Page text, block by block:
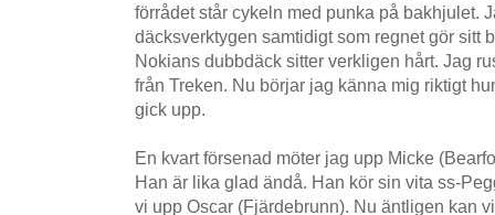
förrådet står cykeln med punka på bakhjulet.
däcksverktygen samtidigt som regnet gör sitt
Nokians dubbdäck sitter verkligen hårt. Jag
från Treken. Nu börjar jag känna mig riktigt
gick upp.
En kvart försenad möter jag upp Micke
Han är lika glad ändå. Han kör sin vita ss-
vi upp Oscar (Fjärdebrunn). Nu äntligen kan